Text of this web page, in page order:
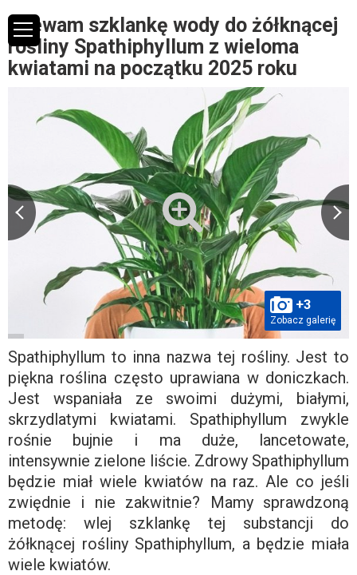
Wlewam szklankę wody do żółknącej
rośliny Spathiphyllum z wieloma
kwiatami na początku 2025 roku
+3
Zobacz galerię
Spathiphyllum to inna nazwa tej rośliny. Jest to
piękna roślina często uprawiana w doniczkach.
Jest wspaniała ze swoimi dużymi, białymi,
skrzydlatymi kwiatami. Spathiphyllum zwykle
rośnie bujnie i ma duże, lancetowate,
intensywnie zielone liście. Zdrowy Spathiphyllum
będzie miał wiele kwiatów na raz. Ale co jeśli
zwiędnie i nie zakwitnie? Mamy sprawdzoną
metodę: wlej szklankę tej substancji do
żółknącej rośliny Spathiphyllum, a będzie miała
wiele kwiatów.